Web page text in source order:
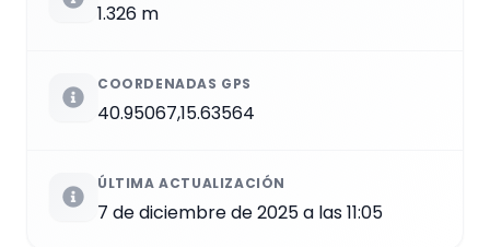
1.326 m
COORDENADAS GPS
40.95067,15.63564
ÚLTIMA ACTUALIZACIÓN
7 de diciembre de 2025 a las 11:05